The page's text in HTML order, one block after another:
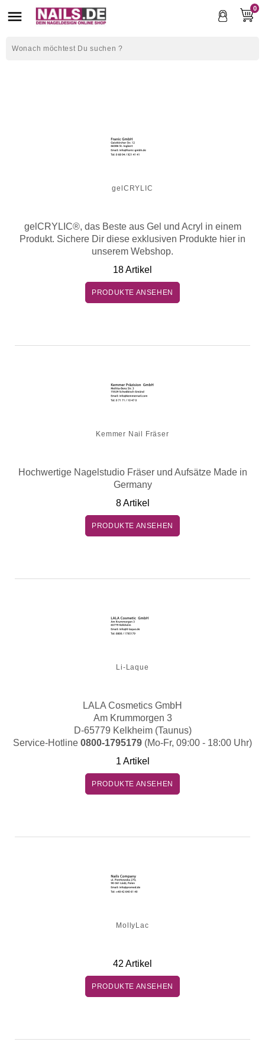
 0
gelCRYLIC
gelCRYLIC®, das Beste aus Gel und Acryl in einem
Produkt. Sichere Dir diese exklusiven Produkte hier in
unserem Webshop.
18 Artikel
PRODUKTE ANSEHEN
Kemmer Nail Fräser
Hochwertige Nagelstudio Fräser und Aufsätze Made in
Germany
8 Artikel
PRODUKTE ANSEHEN
Li-Laque
LALA Cosmetics GmbH
Am Krummorgen 3
D-65779 Kelkheim (Taunus)
Service-Hotline 0800-1795179 (Mo-Fr, 09:00 - 18:00 Uhr)
1 Artikel
PRODUKTE ANSEHEN
MollyLac
42 Artikel
PRODUKTE ANSEHEN